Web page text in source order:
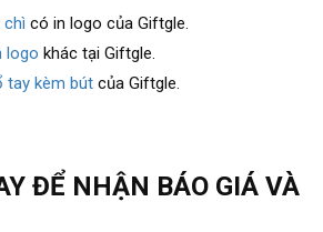
chì có in logo của Giftgle.
logo khác tại Giftgle.
tay kèm bút của Giftgle.
ĐỂ NHẬN BÁO GIÁ VÀ